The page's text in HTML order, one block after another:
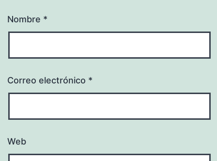
Nombre *
Correo electrónico *
Web